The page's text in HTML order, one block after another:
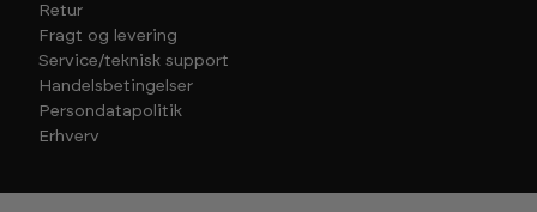
Retur
Fragt og levering
Service/teknisk support
Handelsbetingelser
Persondatapolitik
Erhverv